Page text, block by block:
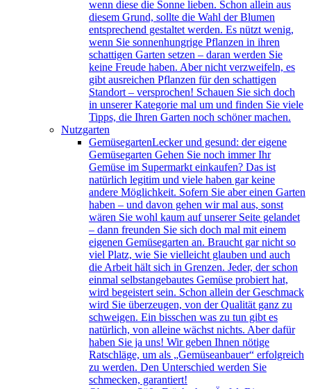
wenn diese die Sonne lieben. Schon allein aus
diesem Grund, sollte die Wahl der Blumen
entsprechend gestaltet werden. Es nützt wenig,
wenn Sie sonnenhungrige Pflanzen in ihren
schattigen Garten setzen – daran werden Sie
keine Freude haben. Aber nicht verzweifeln, es
gibt ausreichen Pflanzen für den schattigen
Standort – versprochen! Schauen Sie sich doch
in unserer Kategorie mal um und finden Sie viele
Tipps, die Ihren Garten noch schöner machen.
Nutzgarten
GemüsegartenLecker und gesund: der eigene
Gemüsegarten Gehen Sie noch immer Ihr
Gemüse im Supermarkt einkaufen? Das ist
natürlich legitim und viele haben gar keine
andere Möglichkeit. Sofern Sie aber einen Garten
haben – und davon gehen wir mal aus, sonst
wären Sie wohl kaum auf unserer Seite gelandet
– dann freunden Sie sich doch mal mit einem
eigenen Gemüsegarten an. Braucht gar nicht so
viel Platz, wie Sie vielleicht glauben und auch
die Arbeit hält sich in Grenzen. Jeder, der schon
einmal selbstangebautes Gemüse probiert hat,
wird begeistert sein. Schon allein der Geschmack
wird Sie überzeugen, von der Qualität ganz zu
schweigen. Ein bisschen was zu tun gibt es
natürlich, von alleine wächst nichts. Aber dafür
haben Sie ja uns! Wir geben Ihnen nötige
Ratschläge, um als „Gemüseanbauer“ erfolgreich
zu werden. Den Unterschied werden Sie
schmecken, garantiert!